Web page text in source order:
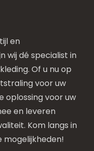
en
wij dé specialist in
Of u nu op
voor uw
oplossing voor uw
en leveren
Kom langs in
mogelijkheden!